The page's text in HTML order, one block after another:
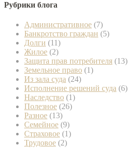
Рубрики блога
Административное (7)
Банкротство граждан (5)
Долги (11)
Жилое (2)
Защита прав потребителя (13)
Земельное право (1)
Из зала суда (24)
Исполнение решений суда (6)
Наследство (1)
Полезное (26)
Разное (13)
Семейное (9)
Страховое (1)
Трудовое (2)